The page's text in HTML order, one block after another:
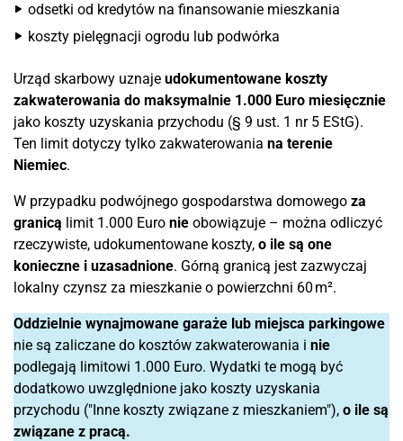
odsetki od kredytów na finansowanie mieszkania
koszty pielęgnacji ogrodu lub podwórka
Urząd skarbowy uznaje udokumentowane koszty
zakwaterowania do maksymalnie 1.000 Euro miesięcznie
jako koszty uzyskania przychodu (§ 9 ust. 1 nr 5 EStG).
Ten limit dotyczy tylko zakwaterowania na terenie
Niemiec.
W przypadku podwójnego gospodarstwa domowego za
granicą limit 1.000 Euro nie obowiązuje – można odliczyć
rzeczywiste, udokumentowane koszty, o ile są one
konieczne i uzasadnione. Górną granicą jest zazwyczaj
lokalny czynsz za mieszkanie o powierzchni 60 m².
Oddzielnie wynajmowane garaże lub miejsca parkingowe
nie są zaliczane do kosztów zakwaterowania i nie
podlegają limitowi 1.000 Euro. Wydatki te mogą być
dodatkowo uwzględnione jako koszty uzyskania
przychodu ("Inne koszty związane z mieszkaniem"), o ile są
związane z pracą.